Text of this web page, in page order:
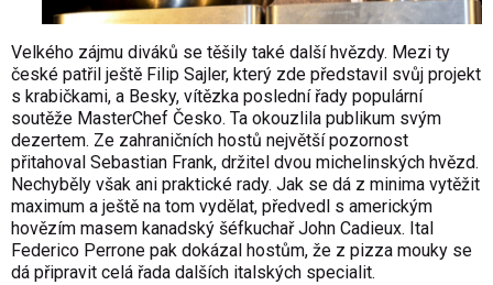
Velkého zájmu diváků se těšily také další hvězdy. Mezi ty
české patřil ještě Filip Sajler, který zde představil svůj projekt
s krabičkami, a Besky, vítězka poslední řady populární
soutěže MasterChef Česko. Ta okouzlila publikum svým
dezertem. Ze zahraničních hostů největší pozornost
přitahoval Sebastian Frank, držitel dvou michelinských hvězd.
Nechyběly však ani praktické rady. Jak se dá z minima vytěžit
maximum a ještě na tom vydělat, předvedl s americkým
hovězím masem kanadský šéfkuchař John Cadieux. Ital
Federico Perrone pak dokázal hostům, že z pizza mouky se
dá připravit celá řada dalších italských specialit.